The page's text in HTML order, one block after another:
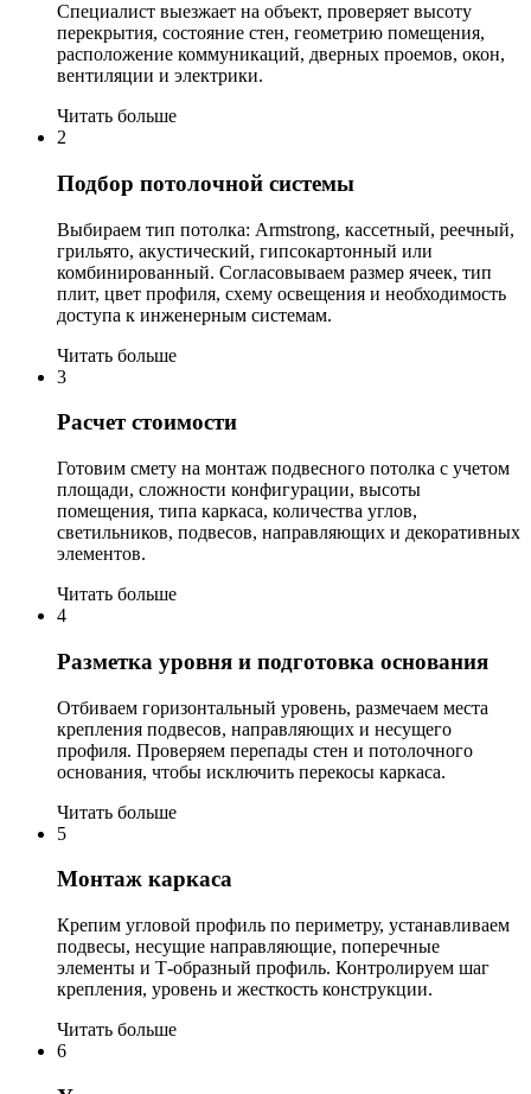
Специалист выезжает на объект, проверяет высоту
перекрытия, состояние стен, геометрию помещения,
расположение коммуникаций, дверных проемов, окон,
вентиляции и электрики.
Читать больше
2
Подбор потолочной системы
Выбираем тип потолка: Armstrong, кассетный, реечный,
грильято, акустический, гипсокартонный или
комбинированный. Согласовываем размер ячеек, тип
плит, цвет профиля, схему освещения и необходимость
доступа к инженерным системам.
Читать больше
3
Расчет стоимости
Готовим смету на монтаж подвесного потолка с учетом
площади, сложности конфигурации, высоты
помещения, типа каркаса, количества углов,
светильников, подвесов, направляющих и декоративных
элементов.
Читать больше
4
Разметка уровня и подготовка основания
Отбиваем горизонтальный уровень, размечаем места
крепления подвесов, направляющих и несущего
профиля. Проверяем перепады стен и потолочного
основания, чтобы исключить перекосы каркаса.
Читать больше
5
Монтаж каркаса
Крепим угловой профиль по периметру, устанавливаем
подвесы, несущие направляющие, поперечные
элементы и Т-образный профиль. Контролируем шаг
крепления, уровень и жесткость конструкции.
Читать больше
6